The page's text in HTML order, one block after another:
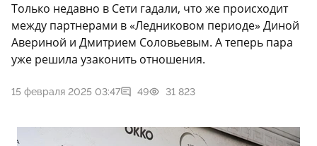
Только недавно в Сети гадали, что же происходит
между партнерами в «Ледниковом периоде» Диной
Авериной и Дмитрием Соловьевым. А теперь пара
уже решила узаконить отношения.
15 февраля 2025 03:47 49 31 823